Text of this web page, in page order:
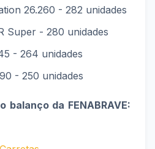
26.260 - 282 unidades
Super - 280 unidades
- 264 unidades
- 250 unidades
balanço da FENABRAVE: